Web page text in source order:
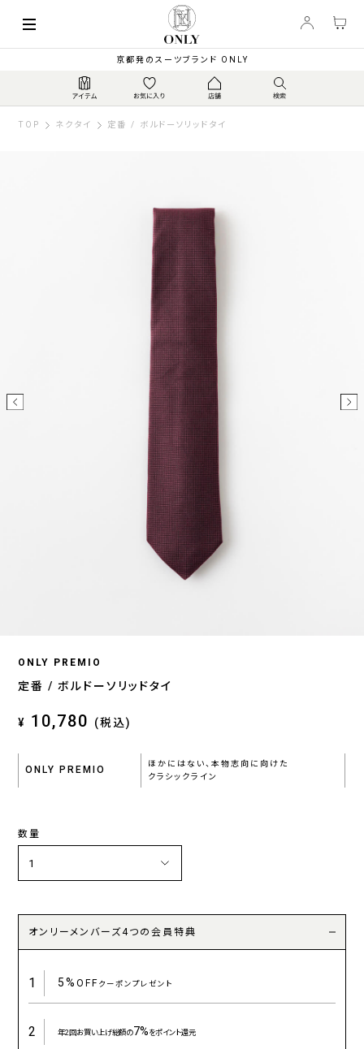
京都発のスーツブランド ONLY
TOP ネクタイ 定番 / ボルドーソリッドタイ
ONLY PREMIO
定番 / ボルドーソリッドタイ
¥ 10,780 (税込)
ONLY PREMIO
ほかにはない、本物志向に向けた
クラシックライン
数量
オンリーメンバーズ4つの会員特典
1 5%OFFクーポンプレゼント
2 年2回お買い上げ総額の7%をポイント還元